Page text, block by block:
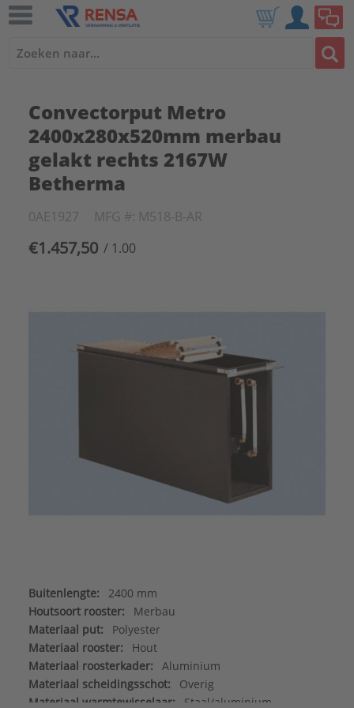
Convectorput Metro
2400x280x520mm merbau
gelakt rechts 2167W
Betherma
0AE1927 MFG #: M518-B-AR
€1.457,50 / 1.00
Buitenlengte:
2400 mm
Houtsoort rooster:
Merbau
Materiaal put:
Polyester
Materiaal rooster:
Hout
Materiaal roosterkader:
Aluminium
Materiaal scheidingsschot:
Overig
Materiaal warmtewisselaar:
Staal/aluminium